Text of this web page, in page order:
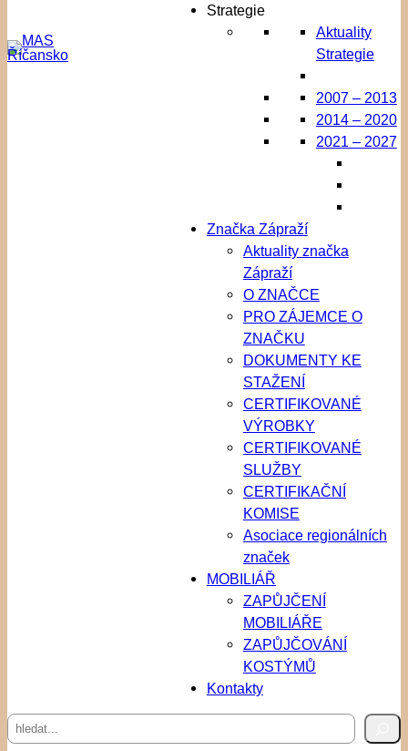
Strategie
Aktuality
Strategie
2007 – 2013
2014 – 2020
2021 – 2027
Značka Zápraží
Aktuality značka
Zápraží
O ZNAČCE
PRO ZÁJEMCE O
ZNAČKU
DOKUMENTY KE
STAŽENÍ
CERTIFIKOVANÉ
VÝROBKY
CERTIFIKOVANÉ
SLUŽBY
CERTIFIKAČNÍ
KOMISE
Asociace regionálních
značek
MOBILIÁŘ
ZAPŮJČENÍ
MOBILIÁŘE
ZAPŮJČOVÁNÍ
KOSTÝMŮ
Kontakty
Hledat